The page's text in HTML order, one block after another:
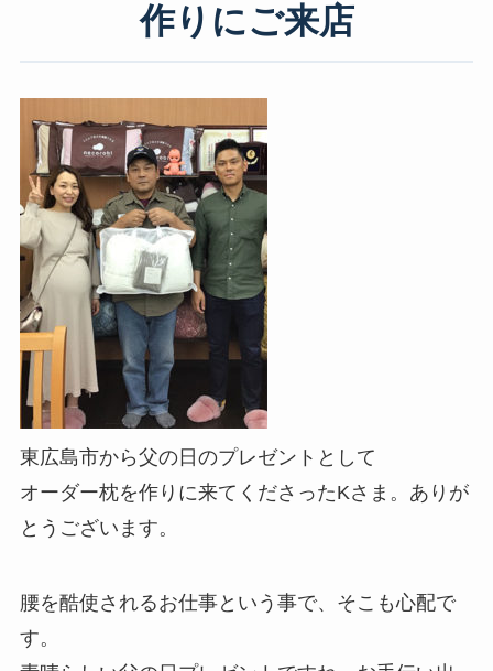
作りにご来店
東広島市から父の日のプレゼントとして
オーダー枕を作りに来てくださったKさま。ありが
とうございます。
腰を酷使されるお仕事という事で、そこも心配で
す。